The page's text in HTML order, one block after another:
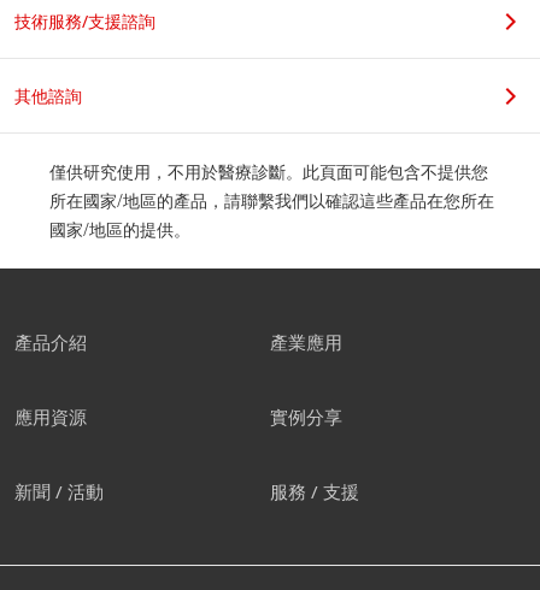
技術服務/支援諮詢
其他諮詢
僅供研究使用，不用於醫療診斷。此頁面可能包含不提供您
所在國家/地區的產品，請聯繫我們以確認這些產品在您所在
國家/地區的提供。
產品介紹 產業應用
應用資源 實例分享
新聞 / 活動 服務 / 支援